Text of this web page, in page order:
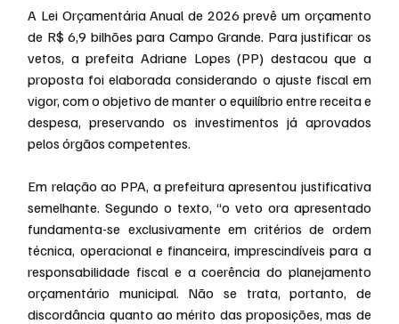
A Lei Orçamentária Anual de 2026 prevê um orçamento
de R$ 6,9 bilhões para Campo Grande. Para justificar os
vetos, a prefeita Adriane Lopes (PP) destacou que a
proposta foi elaborada considerando o ajuste fiscal em
vigor, com o objetivo de manter o equilíbrio entre receita e
despesa, preservando os investimentos já aprovados
pelos órgãos competentes.
Em relação ao PPA, a prefeitura apresentou justificativa
semelhante. Segundo o texto, “o veto ora apresentado
fundamenta-se exclusivamente em critérios de ordem
técnica, operacional e financeira, imprescindíveis para a
responsabilidade fiscal e a coerência do planejamento
orçamentário municipal. Não se trata, portanto, de
discordância quanto ao mérito das proposições, mas de